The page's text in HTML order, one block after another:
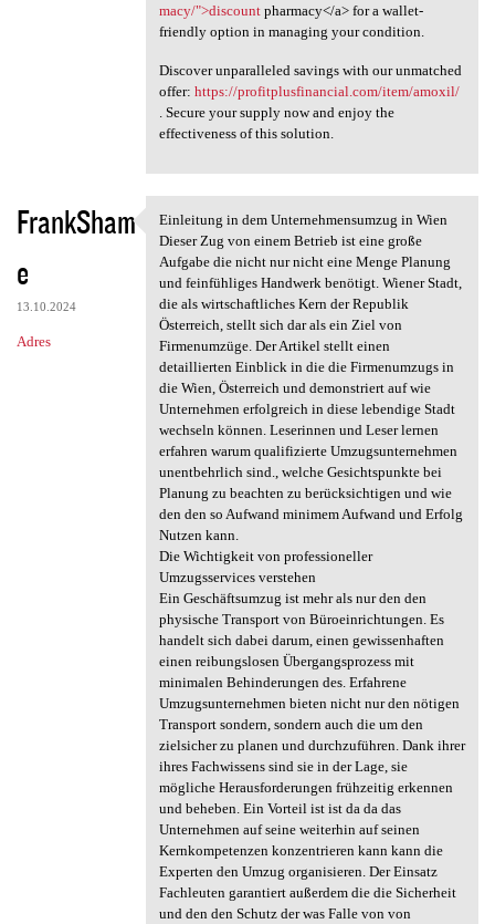
macy/">discountpharmacy</a> for a wallet-
friendly option in managing your condition.
Discover unparalleled savings with our unmatched
offer: https://profitplusfinancial.com/item/amoxil/
. Secure your supply now and enjoy the
effectiveness of this solution.
FrankSham
e
13.10.2024
Adres
Einleitung in dem
Einleitung in dem Unternehmensumzug in Wien
Dieser Zug von einem Betrieb ist eine große
Aufgabe die nicht nur nicht eine Menge Planung
und feinfühliges Handwerk benötigt. Wiener Stadt,
die als wirtschaftliches Kern der Republik
Österreich, stellt sich dar als ein Ziel von
Firmenumzüge. Der Artikel stellt einen
detaillierten Einblick in die die Firmenumzugs in
die Wien, Österreich und demonstriert auf wie
Unternehmen erfolgreich in diese lebendige Stadt
wechseln können. Leserinnen und Leser lernen
erfahren warum qualifizierte Umzugsunternehmen
unentbehrlich sind., welche Gesichtspunkte bei
Planung zu beachten zu berücksichtigen und wie
den den so Aufwand minimem Aufwand und Erfolg
Nutzen kann.
Die Wichtigkeit von professioneller
Umzugsservices verstehen
Ein Geschäftsumzug ist mehr als nur den den
physische Transport von Büroeinrichtungen. Es
handelt sich dabei darum, einen gewissenhaften
einen reibungslosen Übergangsprozess mit
minimalen Behinderungen des. Erfahrene
Umzugsunternehmen bieten nicht nur den nötigen
Transport sondern, sondern auch die um den
zielsicher zu planen und durchzuführen. Dank ihrer
ihres Fachwissens sind sie in der Lage, sie
mögliche Herausforderungen frühzeitig erkennen
und beheben. Ein Vorteil ist ist da da das
Unternehmen auf seine weiterhin auf seinen
Kernkompetenzen konzentrieren kann kann die
Experten den Umzug organisieren. Der Einsatz
Fachleuten garantiert außerdem die die Sicherheit
und den den Schutz der was Falle von von